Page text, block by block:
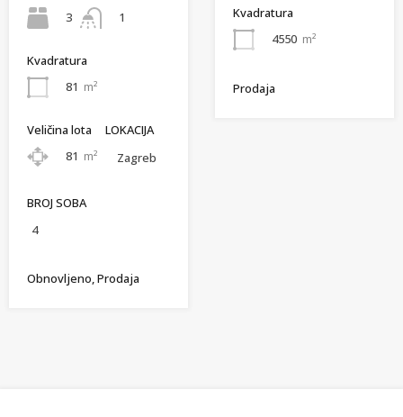
3
1
Kvadratura
81 m²
Veličina lota
81 m²
LOKACIJA
Zagreb
BROJ SOBA
4
Obnovljeno, Prodaja
Kvadratura
4550 m²
Prodaja